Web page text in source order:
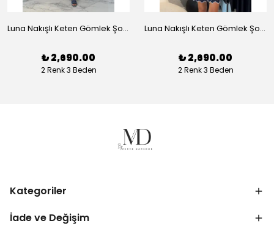
Luna Nakışlı Keten Gömlek Şort Takım - Beyaz
₺ 2,690.00
2 Renk 3 Beden
Luna Nakışlı Keten Gömlek Şort Takım - Lacivert
₺ 2,690.00
2 Renk 3 Beden
Kategoriler
İade ve Değişim